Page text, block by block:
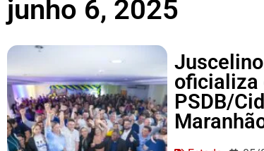
junho 6, 2025
oficializa
PSDB/